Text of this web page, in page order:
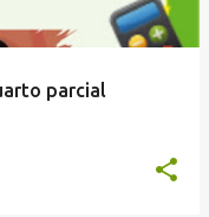
parcial